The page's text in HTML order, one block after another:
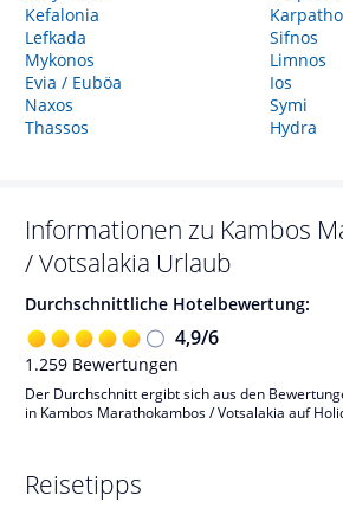
Kefalonia
Lefkada
Mykonos
Evia / Euböa
Naxos
Thassos
Sifnos
Limnos
Ios
Symi
Hydra
Informationen zu Kambos
/ Votsalakia Urlaub
Durchschnittliche Hotelbewertung:
4,9/6
1.259 Bewertungen
Der Durchschnitt ergibt sich aus den
in Kambos Marathokambos / Votsalakia auf
Reisetipps